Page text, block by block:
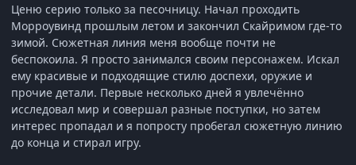
Ценю серию только за песочницу. Начал проходить
Морроувинд прошлым летом и закончил Скайримом где-то
зимой. Сюжетная линия меня вообще почти не
беспокоила. Я просто занимался своим персонажем. Искал
ему красивые и подходящие стилю доспехи, оружие и
прочие детали. Первые несколько дней я увлечённо
исследовал мир и совершал разные поступки, но затем
интерес пропадал и я попросту пробегал сюжетную линию
до конца и стирал игру.